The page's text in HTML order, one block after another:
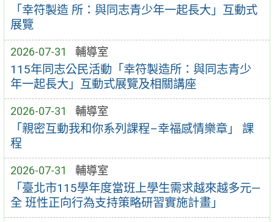
「幸符製造 所：與同志青少年一起長大」互動式
展覽
2026-07-31 輔導室
115年同志公民活動「幸符製造所：與同志青少
年一起長大」互動式展覽及相關講座
2026-07-31 輔導室
「親密互動我和你系列課程–幸福感情樂章」 課
程
2026-07-31 輔導室
「臺北市115學年度當班上學生需求越來越多元—
全 班性正向行為支持策略研習實施計畫」